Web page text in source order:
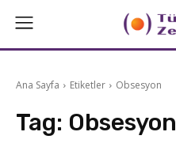
Ana Sayfa Etiketler Obsesyon
Tag: Obsesyon